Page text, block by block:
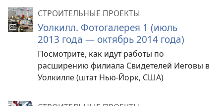
СТРОИТЕЛЬНЫЕ ПРОЕКТЫ
Уолкилл. Фотогалерея 1 (июль
2013 года — октябрь 2014 года)
Посмотрите, как идут работы по
расширению филиала Свидетелей Иеговы в
Уолкилле (штат Нью-Йорк, США)